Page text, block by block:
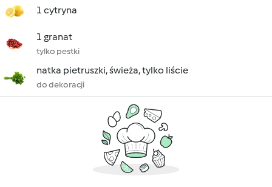
1 cytryna
1 granat
tylko pestki
natka pietruszki, świeża, tylko liście
do dekoracji